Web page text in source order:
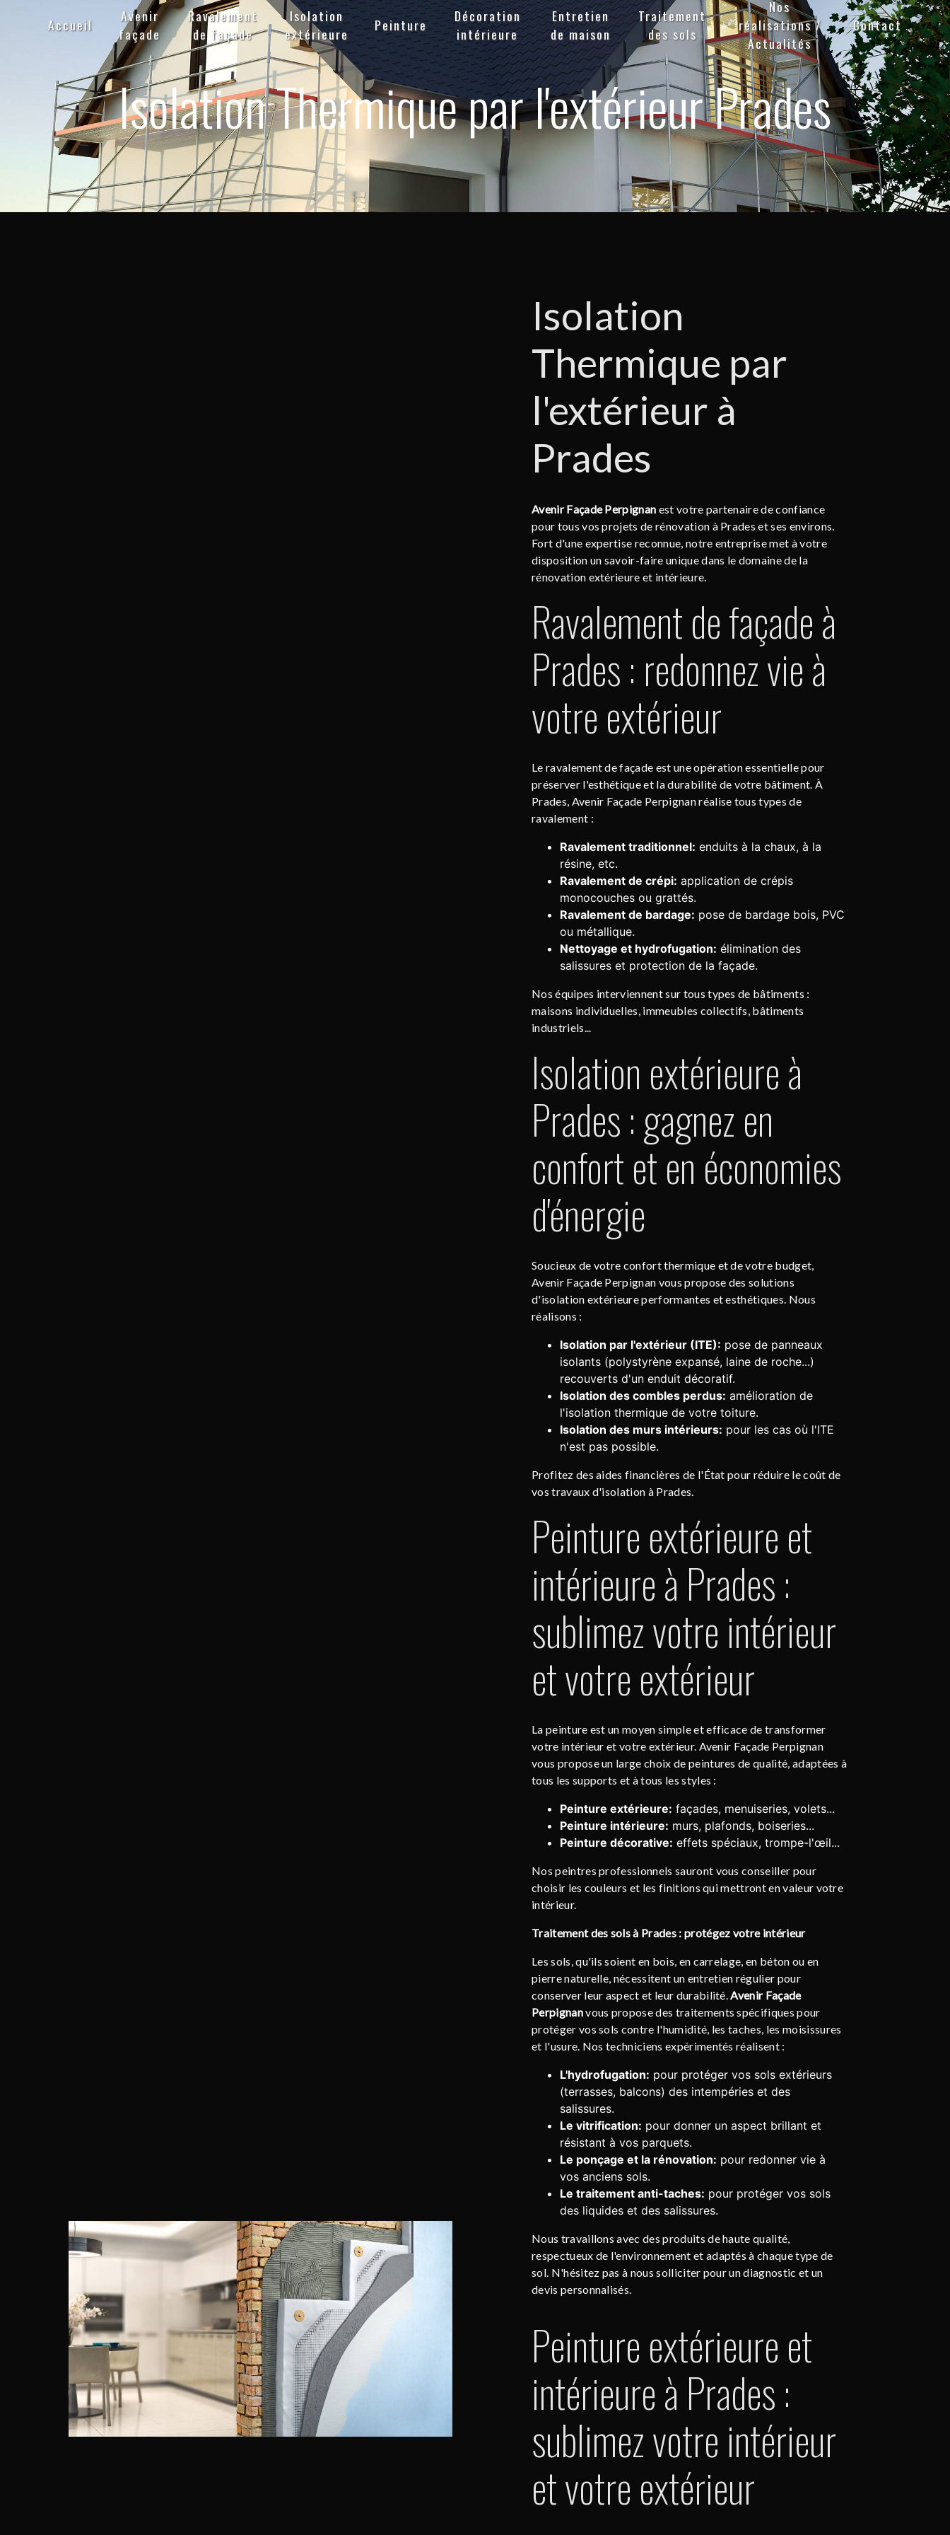
Panneau de gestion des cookies
Accueil
Avenir
façade
Ravalement
de façade
Isolation
extérieure
Peinture
Décoration
intérieure
Entretien
de maison
Traitement
des sols
Nos
réalisations /
Actualités
Contact
Isolation Thermique par l'extérieur Prades
Isolation
Thermique par
l'extérieur à
Prades
Avenir Façade Perpignan est votre partenaire de confiance
pour tous vos projets de rénovation à Prades et ses environs.
Fort d'une expertise reconnue, notre entreprise met à votre
disposition un savoir-faire unique dans le domaine de la
rénovation extérieure et intérieure.
Ravalement de façade à
Prades : redonnez vie à
votre extérieur
Le ravalement de façade est une opération essentielle pour
préserver l'esthétique et la durabilité de votre bâtiment. À
Prades, Avenir Façade Perpignan réalise tous types de
ravalement :
Ravalement traditionnel: enduits à la chaux, à la
résine, etc.
Ravalement de crépi: application de crépis
monocouches ou grattés.
Ravalement de bardage: pose de bardage bois, PVC
ou métallique.
Nettoyage et hydrofugation: élimination des
salissures et protection de la façade.
Nos équipes interviennent sur tous types de bâtiments :
maisons individuelles, immeubles collectifs, bâtiments
industriels...
Isolation extérieure à
Prades : gagnez en
confort et en économies
d'énergie
Soucieux de votre confort thermique et de votre budget,
Avenir Façade Perpignan vous propose des solutions
d'isolation extérieure performantes et esthétiques. Nous
réalisons :
Isolation par l'extérieur (ITE): pose de panneaux
isolants (polystyrène expansé, laine de roche...)
recouverts d'un enduit décoratif.
Isolation des combles perdus: amélioration de
l'isolation thermique de votre toiture.
Isolation des murs intérieurs: pour les cas où l'ITE
n'est pas possible.
Profitez des aides financières de l'État pour réduire le coût de
vos travaux d'isolation à Prades.
Peinture extérieure et
intérieure à Prades :
sublimez votre intérieur
et votre extérieur
La peinture est un moyen simple et efficace de transformer
votre intérieur et votre extérieur. Avenir Façade Perpignan
vous propose un large choix de peintures de qualité, adaptées à
tous les supports et à tous les styles :
Peinture extérieure: façades, menuiseries, volets...
Peinture intérieure: murs, plafonds, boiseries...
Peinture décorative: effets spéciaux, trompe-l'œil...
Nos peintres professionnels sauront vous conseiller pour
choisir les couleurs et les finitions qui mettront en valeur votre
intérieur.
Traitement des sols à Prades : protégez votre intérieur
Les sols, qu'ils soient en bois, en carrelage, en béton ou en
pierre naturelle, nécessitent un entretien régulier pour
conserver leur aspect et leur durabilité.Avenir Façade
Perpignanvous propose des traitements spécifiques pour
protéger vos sols contre l'humidité, les taches, les moisissures
et l'usure. Nos techniciens expérimentés réalisent :
L'hydrofugation: pour protéger vos sols extérieurs
(terrasses, balcons) des intempéries et des
salissures.
Le vitrification: pour donner un aspect brillant et
résistant à vos parquets.
Le ponçage et la rénovation: pour redonner vie à
vos anciens sols.
Le traitement anti-taches: pour protéger vos sols
des liquides et des salissures.
Nous travaillons avec des produits de haute qualité,
respectueux de l'environnement et adaptés à chaque type de
sol. N'hésitez pas à nous solliciter pour un diagnostic et un
devis personnalisés.
Peinture extérieure et
intérieure à Prades :
sublimez votre intérieur
et votre extérieur